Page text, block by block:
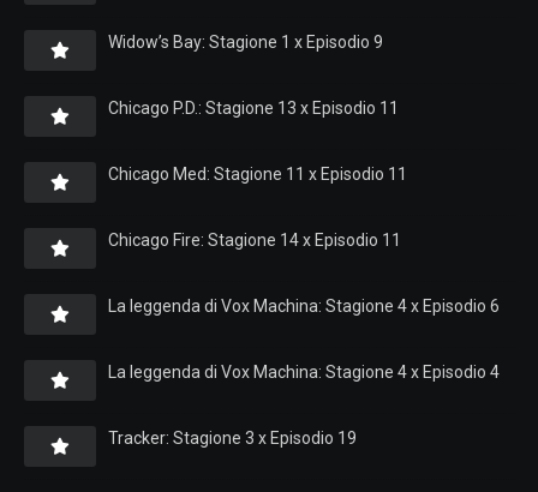
Widow’s Bay: Stagione 1 x Episodio 9
Chicago P.D.: Stagione 13 x Episodio 11
Chicago Med: Stagione 11 x Episodio 11
Chicago Fire: Stagione 14 x Episodio 11
La leggenda di Vox Machina: Stagione 4 x Episodio 6
La leggenda di Vox Machina: Stagione 4 x Episodio 4
Tracker: Stagione 3 x Episodio 19